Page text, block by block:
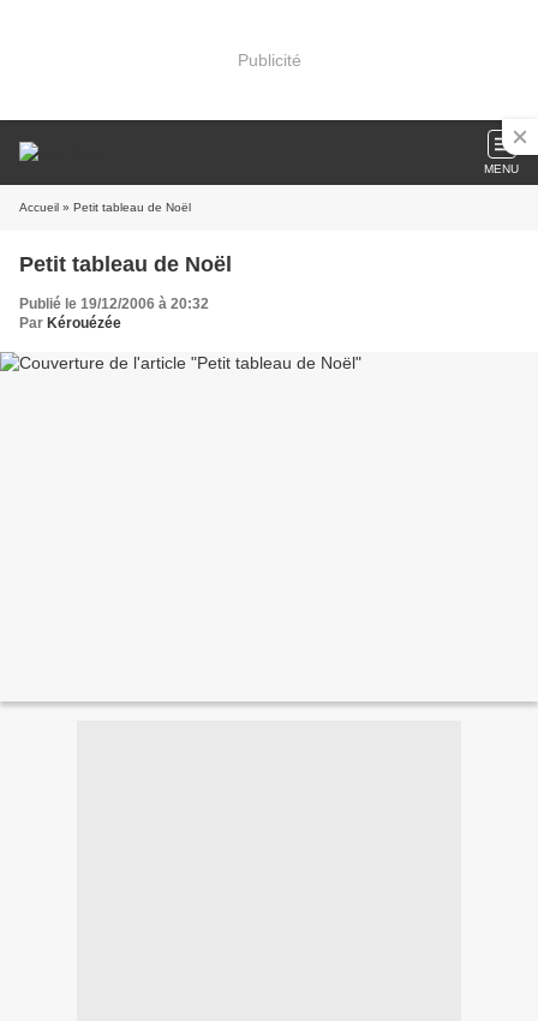
Publicité
MENU
Accueil » Petit tableau de Noël
Petit tableau de Noël
Publié le 19/12/2006 à 20:32
Par Kérouézée